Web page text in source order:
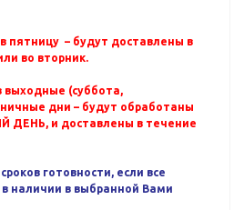
пятницу – будут доставлены в
во вторник.
выходные (суббота,
дни – будут обработаны
и доставлены в течение
готовности, если все
в наличии в выбранной Вами